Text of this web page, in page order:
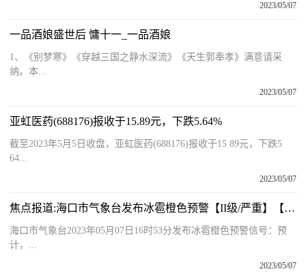
2023/05/07
一品酒娘盛世后 慵十一_一品酒娘
1、《别梦寒》《穿越三国之静水深流》《天生郭奉孝》满意请采
纳。本...
2023/05/07
亚虹医药(688176)报收于15.89元，下跌5.64%
截至2023年5月5日收盘，亚虹医药(688176)报收于15 89元，下跌5
64...
2023/05/07
焦点报道:海口市气象台发布冰雹橙色预警【II级/严重】【2023-05-07】
海口市气象台2023年05月07日16时53分发布冰雹橙色预警信号：预
计，...
2023/05/07